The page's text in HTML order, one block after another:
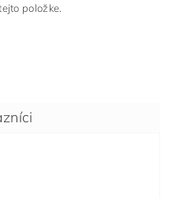
položke.